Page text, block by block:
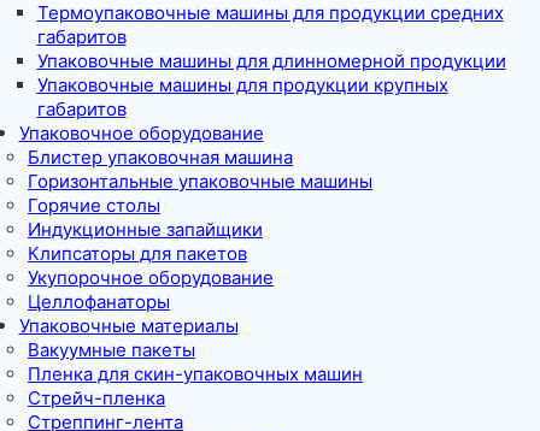
Термоупаковочные машины для продукции средних
габаритов
Упаковочные машины для длинномерной продукции
Упаковочные машины для продукции крупных
габаритов
Упаковочное оборудование
Блистер упаковочная машина
Горизонтальные упаковочные машины
Горячие столы
Индукционные запайщики
Клипсаторы для пакетов
Укупорочное оборудование
Целлофанаторы
Упаковочные материалы
Вакуумные пакеты
Пленка для скин-упаковочных машин
Стрейч-пленка
Стреппинг-лента